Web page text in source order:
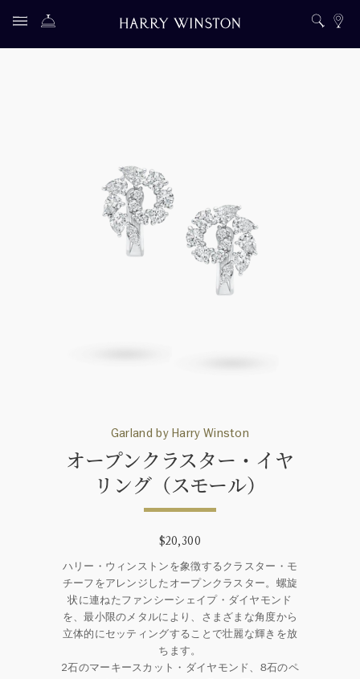
Garland by Harry Winston
オープンクラスター・イヤ
リング（スモール）
$20,300
ハリー・ウィンストンを象徴するクラスター・モ
チーフをアレンジしたオープンクラスター。螺旋
状に連ねたファンシーシェイプ・ダイヤモンド
を、最小限のメタルにより、さまざまな角度から
立体的にセッティングすることで壮麗な輝きを放
ちます。
2石のマーキースカット・ダイヤモンド、8石のペ